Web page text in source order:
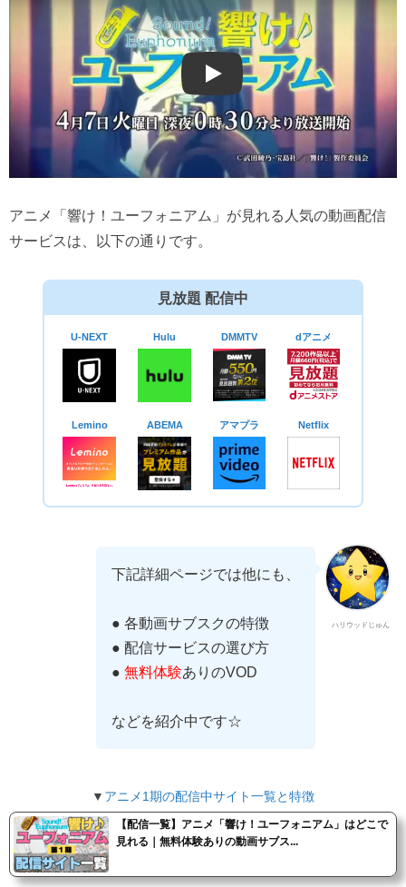
Play
アニメ「響け！ユーフォニアム」が見れる人気の動画配信
サービスは、以下の通りです。
見放題 配信中
U-NEXT Hulu DMMTV dアニメ
Lemino ABEMA アマプラ Netflix
ハリウッドじゅん
下記詳細ページでは他にも、
● 各動画サブスクの特徴
● 配信サービスの選び方
● 無料体験ありのVOD
などを紹介中です☆
▼ アニメ1期の配信中サイト一覧と特徴
【配信一覧】アニメ「響け！ユーフォニアム」はどこで
見れる｜無料体験ありの動画サブス...